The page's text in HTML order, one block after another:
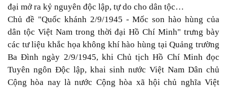
đại mở ra kỷ nguyên độc lập, tự do cho dân tộc…
Chủ đề "Quốc khánh 2/9/1945 - Mốc son hào hùng của
dân tộc Việt Nam trong thời đại Hồ Chí Minh" trưng bày
các tư liệu khắc họa không khí hào hùng tại Quảng trường
Ba Đình ngày 2/9/1945, khi Chủ tịch Hồ Chí Minh đọc
Tuyên ngôn Độc lập, khai sinh nước Việt Nam Dân chủ
Cộng hòa nay là nước Cộng hòa xã hội chủ nghĩa Việt